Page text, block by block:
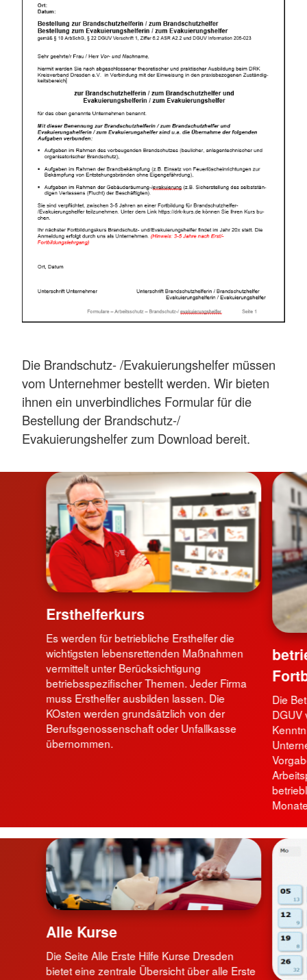
Die Brandschutz- /Evakuierungshelfer müssen
vom Unternehmer bestellt werden. Wir bieten
ihnen ein unverbindliches Formular für die
Bestellung der Brandschutz-/
Evakuierungshelfer zum Download bereit.
Ersthelferkurs
Es werden für betriebliche Ersthelfer die
wichtigsten lebensrettenden Maßnahmen
vermittelt unter Berücksichtigung
betriebsspezifischer Themen. Jeder Firma
muss Ersthelfer ausbilden lassen. Die
KOsten werden grundsätzlich von der
Berufsgenossenschaft oder Unfallkasse
übernommen.
Die
DGUV
Alle Kurse
Die Seite Alle Erste Hilfe Kurse Dresden
bietet eine zentrale Übersicht über alle Erste